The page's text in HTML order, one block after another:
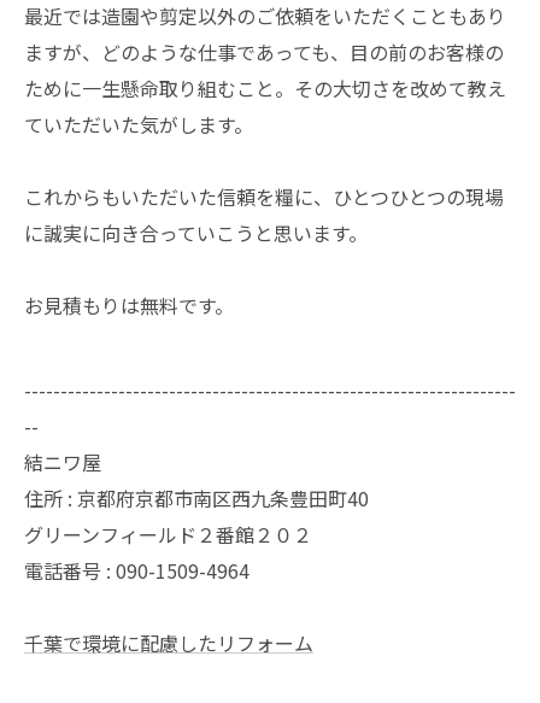
最近では造園や剪定以外のご依頼をいただくこともあり
ますが、どのような仕事であっても、目の前のお客様の
ために一生懸命取り組むこと。その大切さを改めて教え
ていただいた気がします。
これからもいただいた信頼を糧に、ひとつひとつの現場
に誠実に向き合っていこうと思います。
お見積もりは無料です。
--------------------------------------------------------------------
--
結ニワ屋
住所 : 京都府京都市南区西九条豊田町40
グリーンフィールド２番館２０２
電話番号 : 090-1509-4964
千葉で環境に配慮したリフォーム